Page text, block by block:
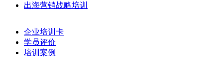
出海营销战略培训
企业培训卡
学员评价
培训案例